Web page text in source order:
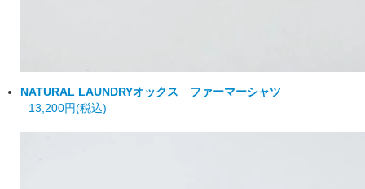
NATURAL LAUNDRYオックス ファーマーシャツ
13,200円(税込)